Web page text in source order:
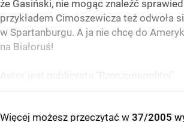
że Gasiński, nie mogąc znaleźć
przykładem Cimoszewicza też odwoła
w Spartanburgu. A ja nie chcę do
na Białoruś!
Autor jest publicystą "Rzeczpospolitej"
Więcej możesz przeczytać w 37/2005